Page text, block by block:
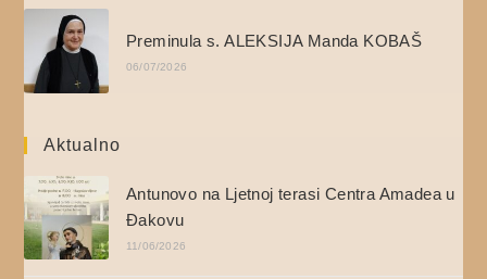
Preminula s. ALEKSIJA Manda KOBAŠ
06/07/2026
Aktualno
Antunovo na Ljetnoj terasi Centra Amadea u
Đakovu
11/06/2026